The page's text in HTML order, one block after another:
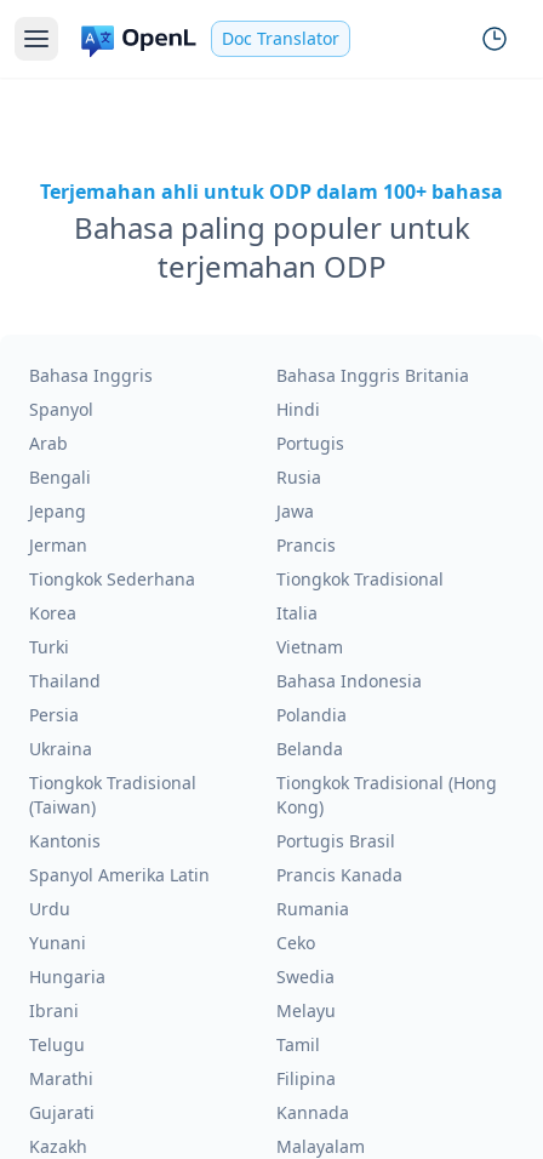
Doc Translator
Terjemahan ahli untuk ODP dalam 100+ bahasa
Bahasa paling populer untuk
terjemahan ODP
Bahasa Inggris
Bahasa Inggris Britania
Spanyol
Hindi
Arab
Portugis
Bengali
Rusia
Jepang
Jawa
Jerman
Prancis
Tiongkok Sederhana
Tiongkok Tradisional
Korea
Italia
Turki
Vietnam
Thailand
Bahasa Indonesia
Persia
Polandia
Ukraina
Belanda
Tiongkok Tradisional
(Taiwan)
Tiongkok Tradisional (Hong
Kong)
Kantonis
Portugis Brasil
Spanyol Amerika Latin
Prancis Kanada
Urdu
Rumania
Yunani
Ceko
Hungaria
Swedia
Ibrani
Melayu
Telugu
Tamil
Marathi
Filipina
Gujarati
Kannada
Kazakh
Malayalam